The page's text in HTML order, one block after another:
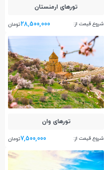
تور‌های ارمنستان
شروع قیمت از: 28,500,000تومان
تور‌های وان
شروع قیمت از: 7,500,000تومان